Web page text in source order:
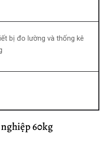
bị đo lường và thống kê
60kg